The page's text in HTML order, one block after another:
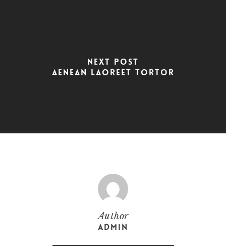
Next Post
Aenean laoreet tortor
Author
admin